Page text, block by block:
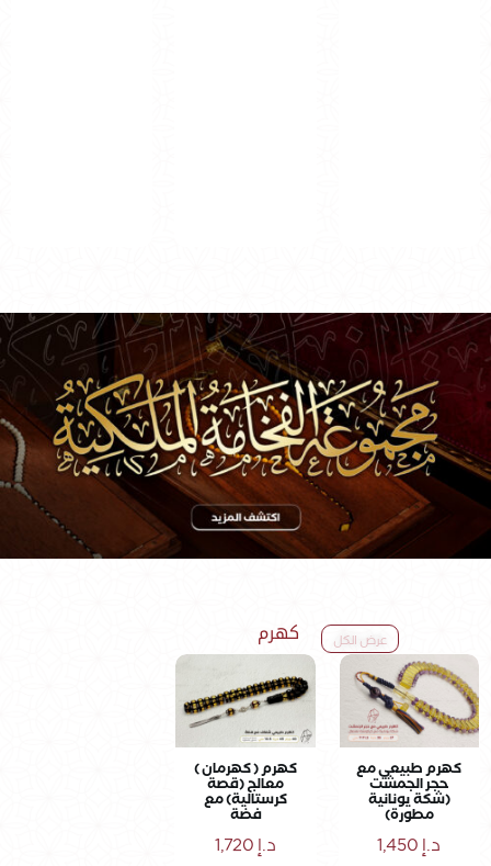
عرض الكل كهرم
كهرم طبيعي مع
حجر الجمشت
(شكة يونانية
مطورة)
د.إ1,450
كهرم ( كهرمان )
معالج (قصة
كرستالية) مع
فضة
د.إ